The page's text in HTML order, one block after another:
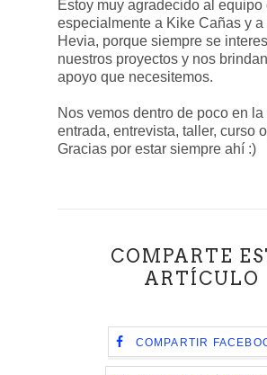
Estoy muy agradecido al equipo
especialmente a Kike Cañas y a
Hevia, porque siempre se
nuestros proyectos y nos
apoyo que necesitemos.
Nos vemos dentro de poco en la
entrada, entrevista, taller, curso
Gracias por estar siempre ahí :)
COMPARTE
ARTÍCULO
COMPARTIR